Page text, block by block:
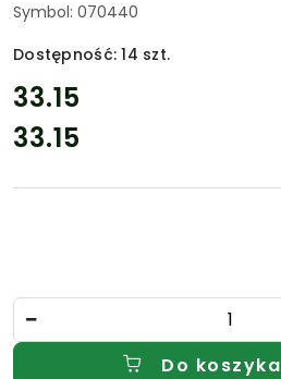
Symbol: 070440
Dostępność:14 szt.
cena:
33.15
Cena:
33.15
Do koszyka